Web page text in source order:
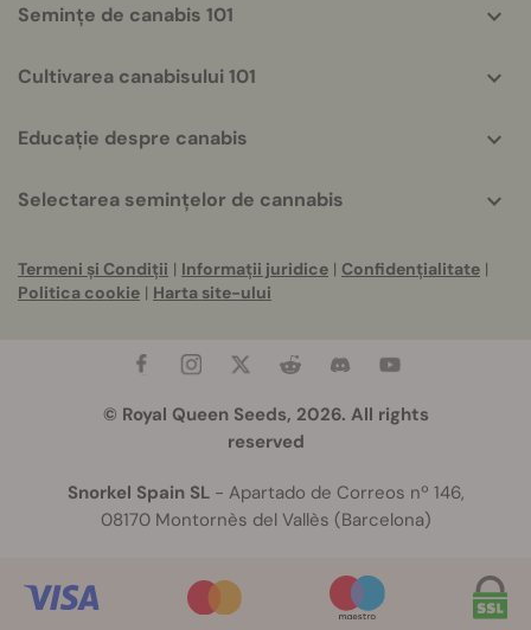
Semințe de canabis 101
Cultivarea canabisului 101
Educație despre canabis
Selectarea semințelor de cannabis
Termeni și Condiții | Informații juridice | Confidențialitate |
Politica cookie | Harta site-ului
© Royal Queen Seeds, 2026. All rights
reserved
Snorkel Spain SL- Apartado de Correos nº 146,
08170 Montornès del Vallès (Barcelona)